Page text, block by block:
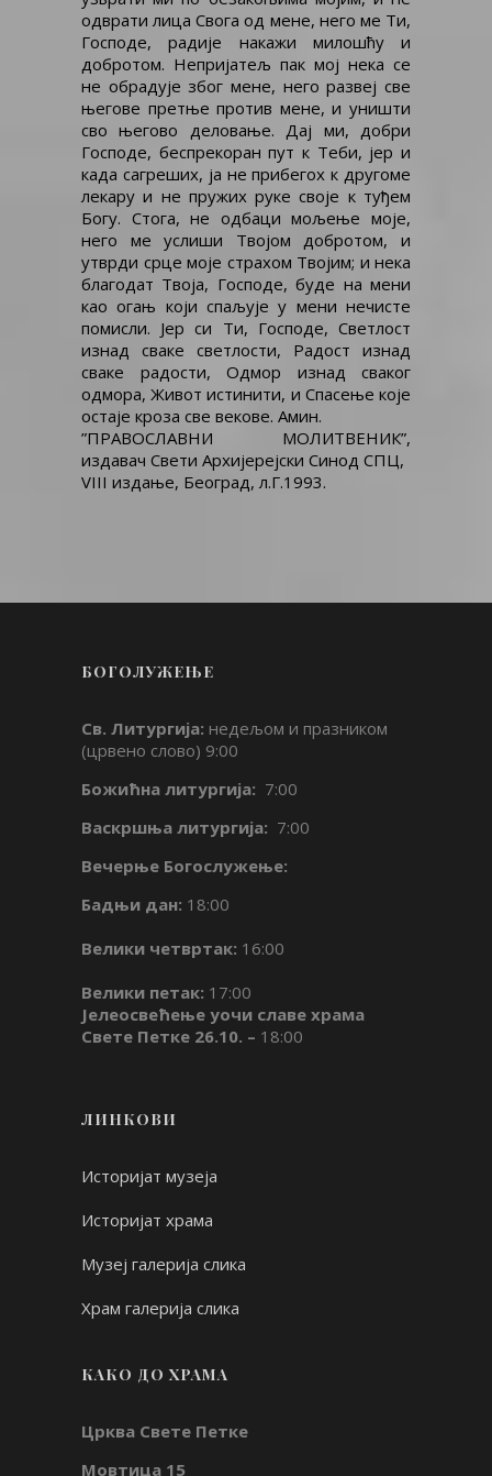
одврати лица Свога од мене, него ме Ти,
Господе, радије накажи милошћу и
добротом. Непријатељ пак мој нека се
не обрадује због мене, него развеј све
његове претње против мене, и уништи
сво његово деловање. Дај ми, добри
Господе, беспрекоран пут к Теби, јер и
када сагреших, ја не прибегох к другоме
лекару и не пружих руке своје к туђем
Богу. Стога, не одбаци мољење моје,
него ме услиши Твојом добротом, и
утврди срце моје страхом Твојим; и нека
благодат Твоја, Господе, буде на мени
као огањ који спаљује у мени нечисте
помисли. Јер си Ти, Господе, Светлост
изнад сваке светлости, Радост изнад
сваке радости, Одмор изнад сваког
одмора, Живот истинити, и Спасење које
остаје кроза све векове. Амин.
”ПРАВОСЛАВНИ МОЛИТВЕНИК”,
издавач Свети Архијерејски Синод СПЦ,
VIII издање, Београд, л.Г.1993.
БОГОЛУЖЕЊЕ
Св. Литургија: недељом и празником
(црвено слово) 9:00
Божићна литургија: 7:00
Васкршња литургија: 7:00
Вечерње Богослужење:
Бадњи дан: 18:00
Велики четвртак: 16:00
Велики петак: 17:00
Јелеосвећење уочи славе храма
Свете Петке 26.10. – 18:00
ЛИНКОВИ
Историјат музеја
Историјат храма
Музеј галерија слика
Храм галерија слика
КАКО ДО ХРАМА
Црква Свете Петке
Мовтица 15